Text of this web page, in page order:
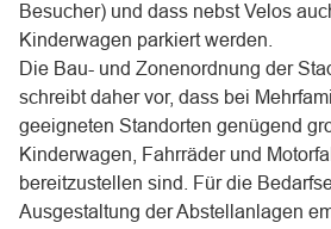
Besucher) und dass nebst Velos
Kinderwagen parkiert werden.
Die Bau- und Zonenordnung der
schreibt daher vor, dass bei
geeigneten Standorten genügend
Kinderwagen, Fahrräder und
bereitzustellen sind. Für die
Ausgestaltung der Abstellanlagen